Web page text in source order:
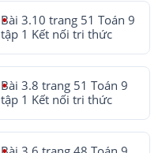
Bài 3.10 trang 51 Toán 9
tập 1 Kết nối tri thức
Bài 3.8 trang 51 Toán 9
tập 1 Kết nối tri thức